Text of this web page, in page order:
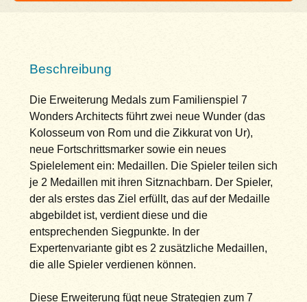
Beschreibung
Die Erweiterung Medals zum Familienspiel 7
Wonders Architects führt zwei neue Wunder (das
Kolosseum von Rom und die Zikkurat von Ur),
neue Fortschrittsmarker sowie ein neues
Spielelement ein: Medaillen. Die Spieler teilen sich
je 2 Medaillen mit ihren Sitznachbarn. Der Spieler,
der als erstes das Ziel erfüllt, das auf der Medaille
abgebildet ist, verdient diese und die
entsprechenden Siegpunkte. In der
Expertenvariante gibt es 2 zusätzliche Medaillen,
die alle Spieler verdienen können.
Diese Erweiterung fügt neue Strategien zum 7